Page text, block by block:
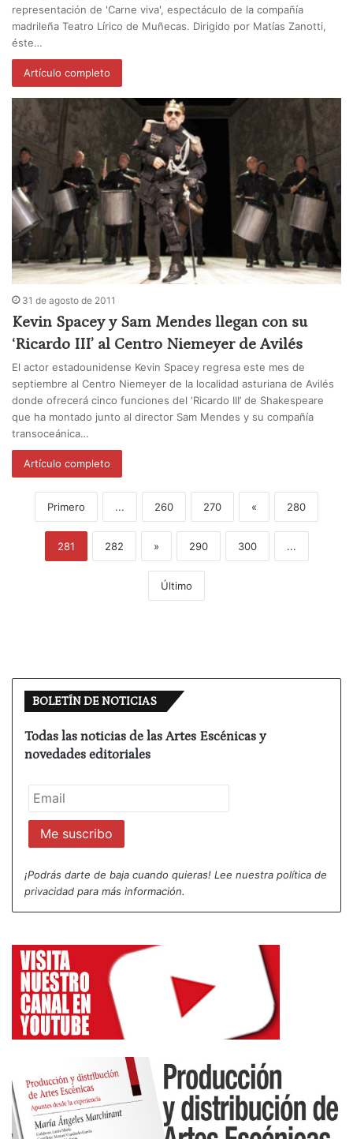
representación de 'Carne viva', espectáculo de la compañía
madrileña Teatro Lírico de Muñecas. Dirigido por Matías Zanotti,
éste…
Artículo completo
31 de agosto de 2011
Kevin Spacey y Sam Mendes llegan con su
‘Ricardo III’ al Centro Niemeyer de Avilés
El actor estadounidense Kevin Spacey regresa este mes de
septiembre al Centro Niemeyer de la localidad asturiana de Avilés
donde ofrecerá cinco funciones del ‘Ricardo III’ de Shakespeare
que ha montado junto al director Sam Mendes y su compañía
transoceánica…
Artículo completo
Primero ... 260 270 « 280
281 282 » 290 300 ...
Último
BOLETÍN DE NOTICIAS
Todas las noticias de las Artes Escénicas y
novedades editoriales
¡Podrás darte de baja cuando quieras! Lee nuestra política de
privacidad para más información.